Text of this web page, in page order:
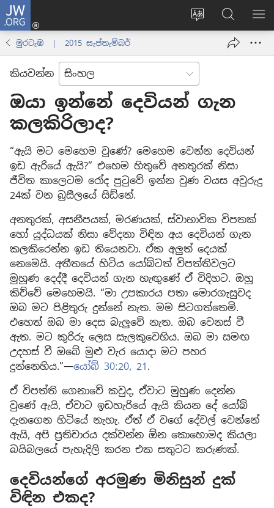
JW.ORG
Change
language
ලොගින්
(opens
JW.ORG
වෙබ්
අඩවියෙන්
මුරටැඹ | 2015 සැප්තැම්බර්
කියවන්න
ඔයා ඉන්නේ දෙවියන් ගැන
කලකිරිලාද?
“ඇයි මට මෙහෙම වුණේ? මෙහෙම වෙන්න දෙවියන්
ඉඩ ඇරියේ ඇයි?” එහෙම හිතුවේ අනතුරක් නිසා
ජීවිත කාලෙටම රෝද පුටුවේ ඉන්න වුණ වයස අවුරුදු
24ක් වන බ්‍රසීලයේ සිඩ්නේ.
අනතුරක්, අසනීපයක්, මරණයක්, ස්වාභාවික විපතක්
හෝ යුද්ධයක් නිසා වේදනා විඳින අය දෙවියන් ගැන
කලකිරෙන්න ඉඩ තියෙනවා. ඒක අලුත් දෙයක්
නෙමෙයි. අතීතයේ හිටිය යෝබ්ටත් විපත්තිවලට
මුහුණ දෙද්දී දෙවියන් ගැන හැඟුණේ ඒ විදිහට. ඔහු
කිව්වේ මෙහෙමයි. “මා උපකාරය පතා මොරගැසුවද
ඔබ මට පිළිතුරු දුන්නේ නැත. මම සිටගත්තෙමි.
එහෙත් ඔබ මා දෙස බැලුවේ නැත. ඔබ වෙනස් වී
ඇත. මට කුරිරු ලෙස සැලකුවෙහිය. ඔබ මා සමඟ
උදහස් වී ඔබේ මුළු වැර යොදා මට පහර
දුන්නෙහිය.”—යෝබ් 30:20, 21.
ඒ විපත්ති ගෙනාවේ කවුද, ඒවාට මුහුණ දෙන්න
වුණේ ඇයි, ඒවාට ඉඩහැරියේ ඇයි කියන දේ යෝබ්
දැනගෙන හිටියේ නැහැ. ඒත් ඒ වගේ දේවල් වෙන්නේ
ඇයි, අපි ප්‍රතිචාරය දක්වන්න ඕන කොහොමද කියලා
බයිබලයේ පැහැදිලි කරන එක සතුටට කරුණක්.
දෙවියන්ගේ අරමුණ මිනිසුන් දුක්
විඳින එකද?